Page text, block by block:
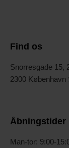
Find os
Snorresgade 15,
2300 København
Åbningstider
Man-tor: 9:00-